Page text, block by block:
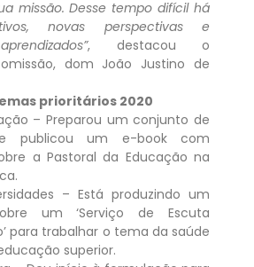
missão. Desse tempo difícil há
novas perspectivas e
, destacou o
dom João Justino de
prioritários 2020
– Preparou um conjunto de
publicou um e-book com
a Pastoral da Educação na
– Está produzindo um
um ‘Serviço de Escuta
para trabalhar o tema da saúde
superior.